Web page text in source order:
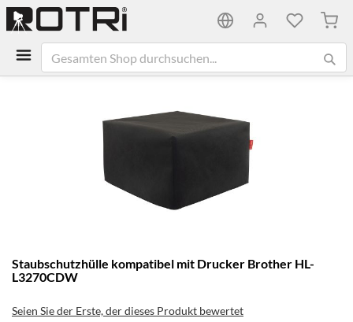
Anfang
der
springen
Staubschutzhülle kompatibel mit Drucker Brother HL-
L3270CDW
Seien Sie der Erste, der dieses Produkt bewertet